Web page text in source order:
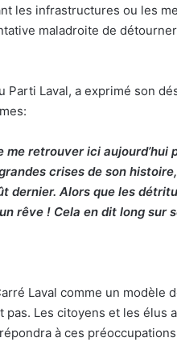
les infrastructures ou les
maladroite de
Parti Laval, a exprimé son
retrouver ici aujourd’hui
crises de son
dernier. Alors que les
rêve ! Cela en dit long sur
Laval comme un modèle
pas. Les citoyens et les élus
à ces